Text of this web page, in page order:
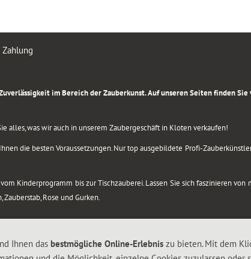
im Bereich der Zauberkunst. Auf unseren Seiten finden
alles, was wir auch in unserem Zaubergeschäft in Kloten verkaufen!
die besten Voraussetzungen. Nur top ausgebildete Profi-
Kinderprogramm bis zur Tischzauberei. Lassen Sie sich faszinieren
Rose und Gurken.
Ihnen das bestmögliche Online-Erlebnis zu bieten. Mit dem